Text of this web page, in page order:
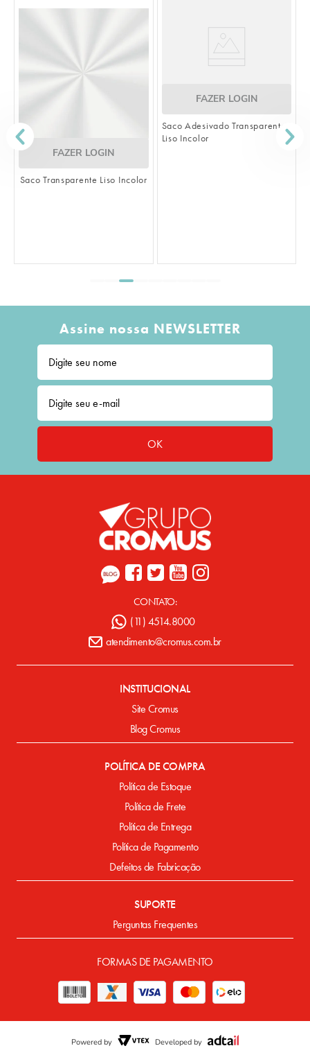
FAZER LOGIN
Saco Transparente Liso Incolor
FAZER LOGIN
Saco Adesivado Transparente
Liso Incolor
Assine nossa NEWSLETTER
OK
CONTATO:
(11) 4514.8000
atendimento@cromus.com.br
INSTITUCIONAL
Site Cromus
Blog Cromus
POLÍTICA DE COMPRA
Política de Estoque
Política de Frete
Política de Entrega
Política de Pagamento
Defeitos de Fabricação
SUPORTE
Perguntas Frequentes
FORMAS DE PAGAMENTO
Powered by Developed by